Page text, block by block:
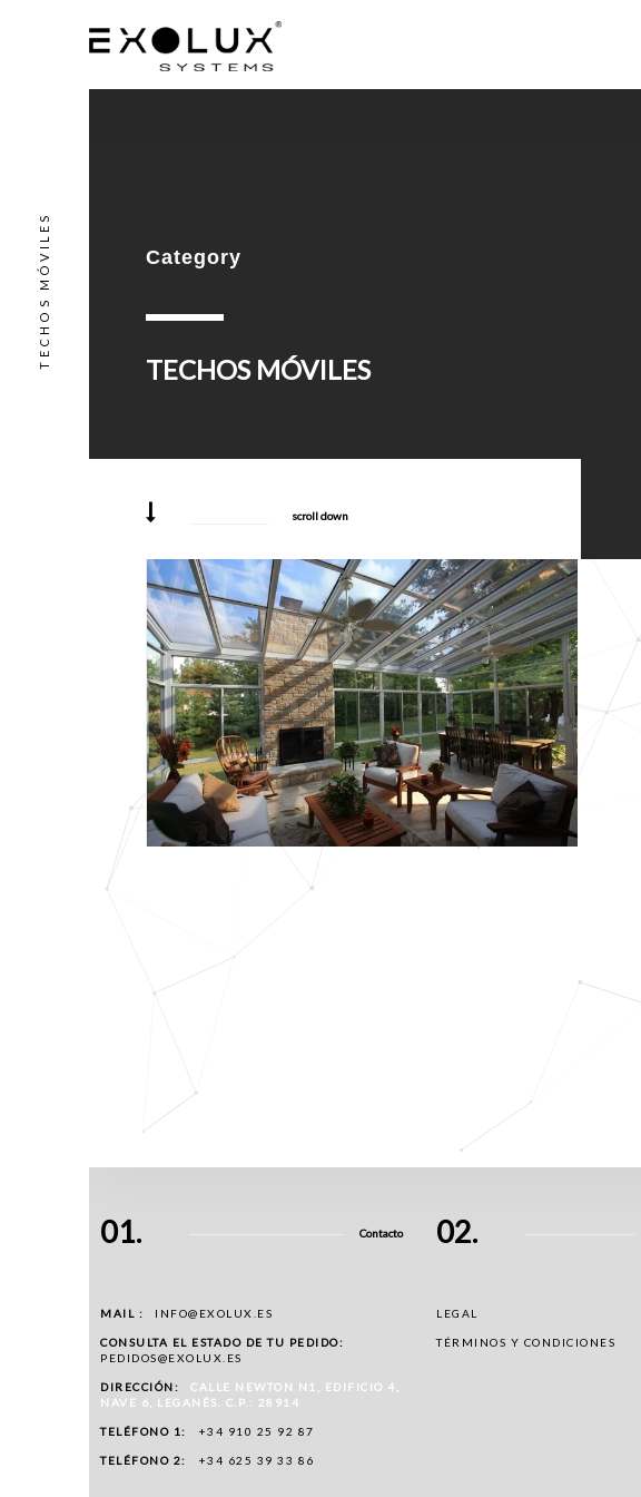
Category
TECHOS MÓVILES
scroll down
Techos móviles
01. Contacto
MAIL : INFO@EXOLUX.ES
CONSULTA EL ESTADO DE TU PEDIDO:
PEDIDOS@EXOLUX.ES
DIRECCIÓN:
CALLE NEWTON N1, EDIFICIO 4,
NAVE 6, LEGANÉS. C.P.: 28914
TELÉFONO 1: +34 910 25 92 87
TELÉFONO 2: +34 625 39 33 86
02.
LEGAL
TÉRMINOS Y CONDICIONES
TECHOS MÓVILES